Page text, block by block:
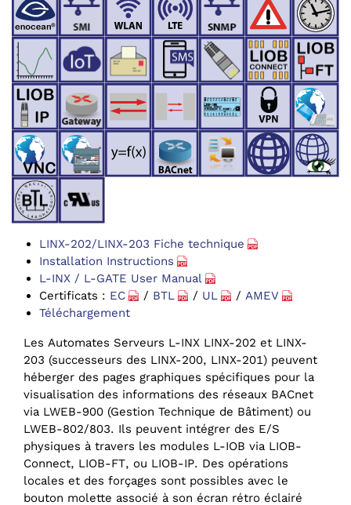
LINX-202/LINX-203 Fiche technique
Installation Instructions
L-INX / L-GATE User Manual
Certificats : EC / BTL / UL / AMEV
Téléchargement
Les Automates Serveurs L-INX LINX-202 et LINX-
203 (successeurs des LINX-200, LINX-201) peuvent
héberger des pages graphiques spécifiques pour la
visualisation des informations des réseaux BACnet
via LWEB-900 (Gestion Technique de Bâtiment) ou
LWEB-802/803. Ils peuvent intégrer des E/S
physiques à travers les modules L-IOB via LIOB-
Connect, LIOB-FT, ou LIOB-IP. Des opérations
locales et des forçages sont possibles avec le
bouton molette associé à son écran rétro éclairé